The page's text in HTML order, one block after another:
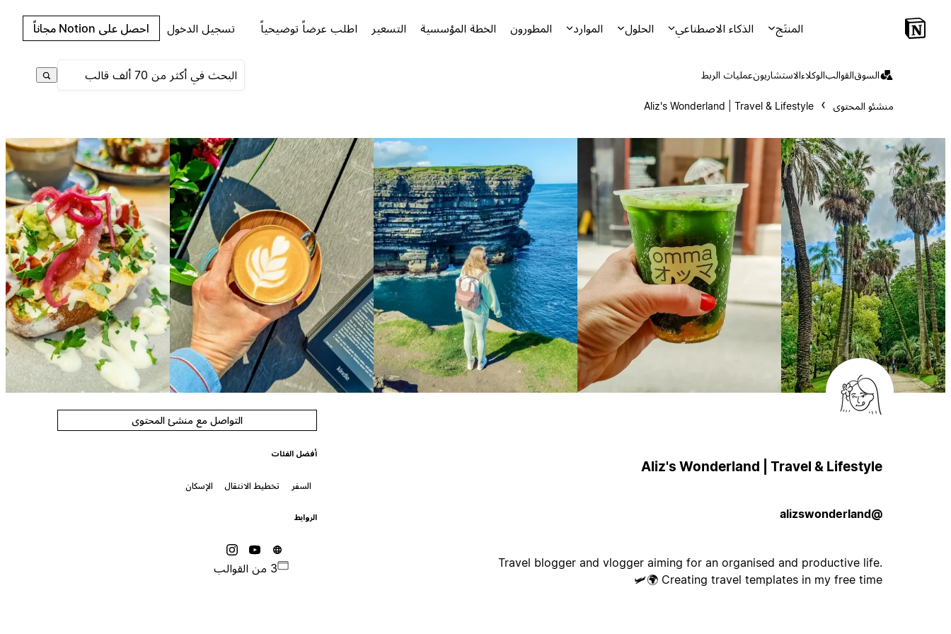
المنتَج الذكاء الاصطناعي الحلول الموارد المطورون الخطة المؤسسية التسعير اطلب عرضاً توضيحياً تسجيل الدخول احصل على Notion مجاناً
السوقالقوالبالوكلاءالاستشاريونعمليات الربط
منشئو المحتوى Aliz's Wonderland | Travel & Lifestyle
Aliz's Wonderland | Travel & Lifestyle
@alizswonderland
Travel blogger and vlogger aiming for an organised and productive life.
Creating travel templates in my free time 🌍🛩️
التواصل مع منشئ المحتوى
أفضل الفئات
السفر تخطيط الانتقال الإسكان
الروابط
3 من القوالب